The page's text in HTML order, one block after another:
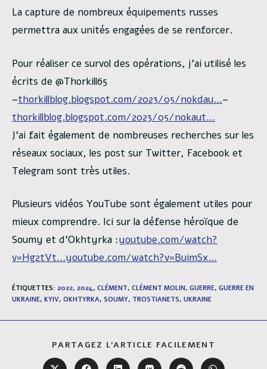
La capture de nombreux équipements russes
permettra aux unités engagées de se renforcer.
Pour réaliser ce survol des opérations, j’ai utilisé les
écrits de @Thorkill65
–thorkillblog.blogspot.com/2023/05/nokdau…–
thorkillblog.blogspot.com/2023/05/nokaut…
J’ai fait également de nombreuses recherches sur les
réseaux sociaux, les post sur Twitter, Facebook et
Telegram sont très utiles.
Plusieurs vidéos YouTube sont également utiles pour
mieux comprendre. Ici sur la défense héroïque de
Soumy et d’Okhtyrka :youtube.com/watch?
v=Hg2tVt…youtube.com/watch?v=BuimSx…
ÉTIQUETTES: 2022, 2024, CLÉMENT, CLÉMENT MOLIN, GUERRE, GUERRE EN
UKRAINE, KYIV, OKHTYRKA, SOUMY, TROSTIANETS, UKRAINE
PARTAGEZ L'ARTICLE FACILEMENT
CE